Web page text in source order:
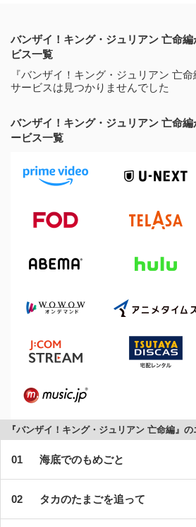
バンザイ！キング・ジュリアン 亡命
ビス一覧
『バンザイ！キング・ジュリアン 亡
サービスは見つかりませんでした
バンザイ！キング・ジュリアン 亡命
ービス一覧
『バンザイ！キング・ジュリアン 亡命編』
海底でのもめごと
タカのたまごを追って